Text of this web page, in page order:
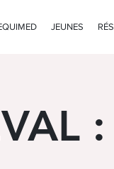
JEUNES